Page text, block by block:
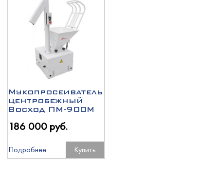
Мукопросеиватель
центробежный
Восход ПМ-900М
186 000 руб.
Подробнее Купить